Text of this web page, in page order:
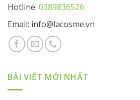
Hotline: 0389836526
Email: info@lacosme.vn
BÀI VIẾT MỚI NHẤT